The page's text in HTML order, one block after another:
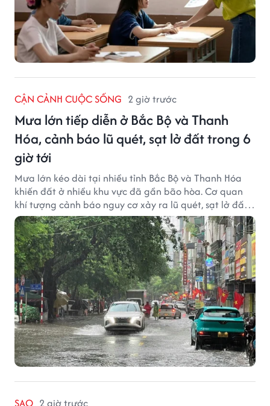
CẬN CẢNH CUỘC SỐNG 2 giờ trước
Mưa lớn tiếp diễn ở Bắc Bộ và Thanh
Hóa, cảnh báo lũ quét, sạt lở đất trong 6
giờ tới
Mưa lớn kéo dài tại nhiều tỉnh Bắc Bộ và Thanh Hóa
khiến đất ở nhiều khu vực đã gần bão hòa. Cơ quan
khí tượng cảnh báo nguy cơ xảy ra lũ quét, sạt lở đất
trong những giờ tới.
SAO 2 giờ trước